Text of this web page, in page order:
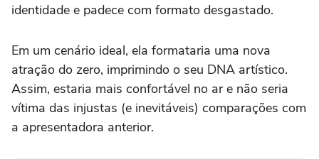
identidade e padece com formato desgastado.
Em um cenário ideal, ela formataria uma nova
atração do zero, imprimindo o seu DNA artístico.
Assim, estaria mais confortável no ar e não seria
vítima das injustas (e inevitáveis) comparações com
a apresentadora anterior.